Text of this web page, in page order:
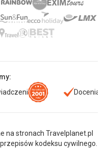
Doceniani
na stronach Travelplanet.pl
kodeksu cywilnego.